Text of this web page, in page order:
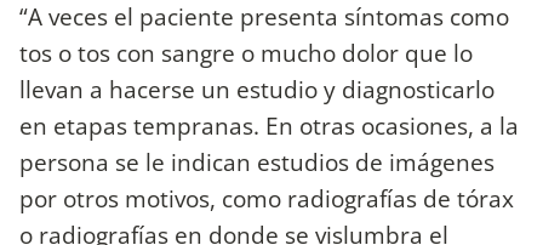
“A veces el paciente presenta síntomas como
tos o tos con sangre o mucho dolor que lo
llevan a hacerse un estudio y diagnosticarlo
en etapas tempranas. En otras ocasiones, a la
persona se le indican estudios de imágenes
por otros motivos, como radiografías de tórax
o radiografías en donde se vislumbra el